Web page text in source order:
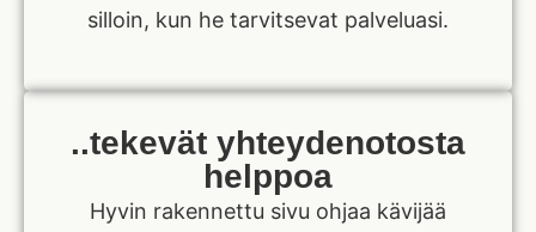
silloin, kun he tarvitsevat palveluasi.
..tekevät yhteydenotosta
helppoa
Hyvin rakennettu sivu ohjaa kävijää